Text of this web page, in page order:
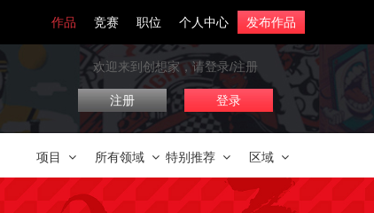
作品 竞赛 职位 个人中心 发布作品
欢迎来到创想家，请登录/注册
注册 登录
项目 所有领域 特别推荐 区域